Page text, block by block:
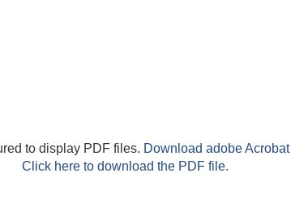
to display PDF files. Download adobe Acrobat
Click here to download the PDF file.